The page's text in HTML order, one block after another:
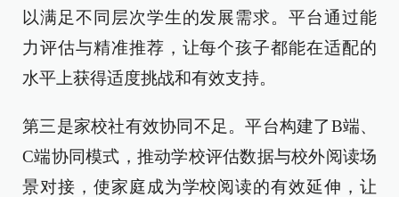
以满足不同层次学生的发展需求。平台通过能
力评估与精准推荐，让每个孩子都能在适配的
水平上获得适度挑战和有效支持。
第三是家校社有效协同不足。平台构建了B端、
C端协同模式，推动学校评估数据与校外阅读场
景对接，使家庭成为学校阅读的有效延伸，让